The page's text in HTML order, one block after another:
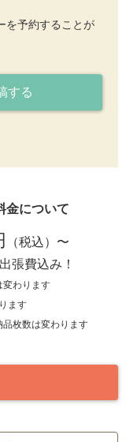
を予約することが
する
金について
（税込）〜
張費込み！
わります
ます
枚数は変わります